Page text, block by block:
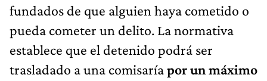
fundados de que alguien haya cometido o
pueda cometer un delito. La normativa
establece que el detenido podrá ser
trasladado a una comisaríapor un máximo